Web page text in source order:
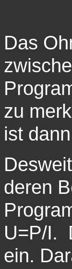
Das
zu
ist
deren
U=P/I.
ein.